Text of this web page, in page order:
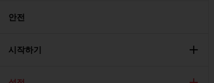
안전
시작하기